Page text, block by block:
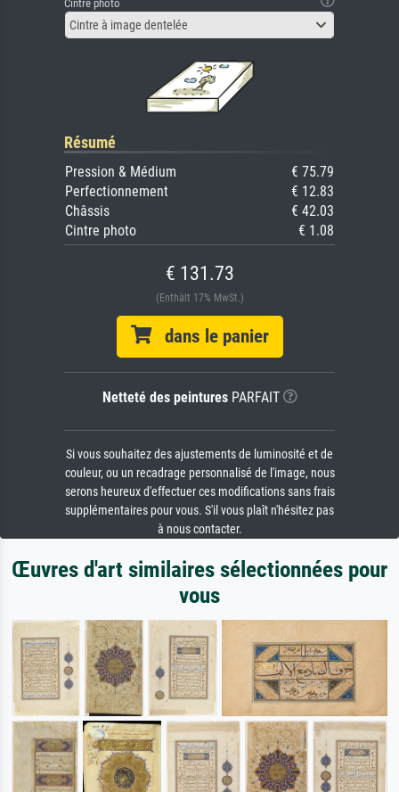
Cintre photo
Cintre à image dentelée
Résumé
Pression & Médium
€ 75.79
Perfectionnement
€ 12.83
Châssis
€ 42.03
Cintre photo
€ 1.08
€ 131.73
(Enthält 17% MwSt.)
dans le panier
Netteté des peinturesPARFAIT
Si vous souhaitez des ajustements de luminosité et de
couleur, ou un recadrage personnalisé de l'image, nous
serons heureux d'effectuer ces modifications sans frais
supplémentaires pour vous. S'il vous plaît n'hésitez pas
à nous contacter.
Œuvres d'art similaires sélectionnées pour
vous